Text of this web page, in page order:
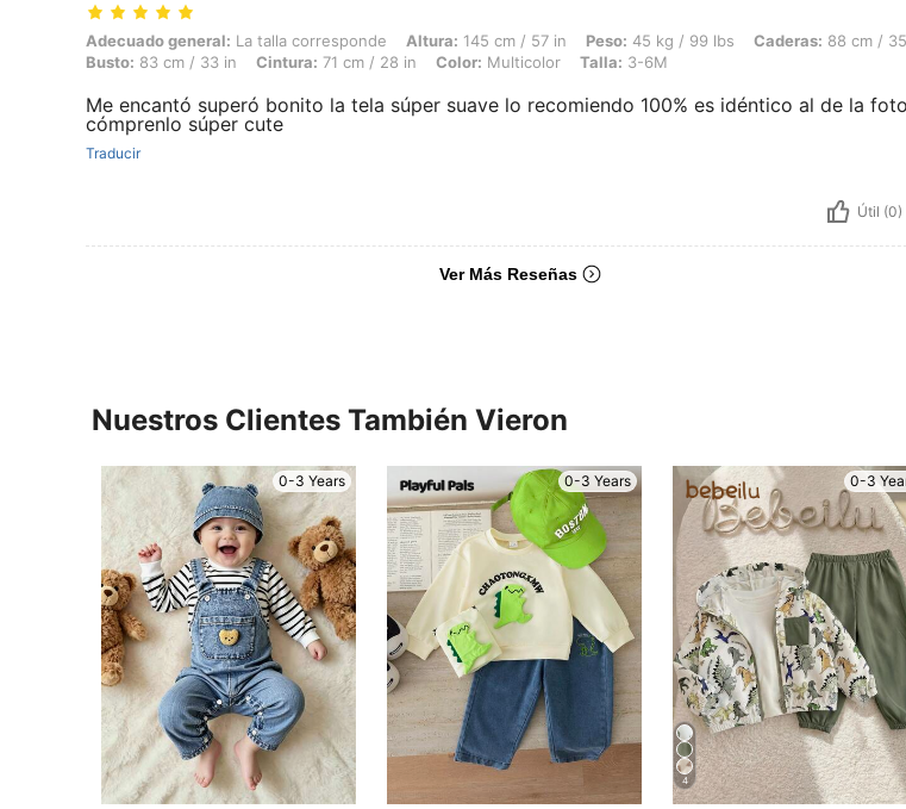
Adecuado general: La talla corresponde, Altura: 145 cm / 57 in, Peso: 45 kg / 99 lbs, Caderas: 88 cm / 35 in, Busto: 83 cm /
Adecuado general: La talla corresponde Altura: 145 cm / 57 in Peso: 45 kg / 99 lbs Caderas: 88 cm /
Busto: 83 cm / 33 in Cintura: 71 cm / 28 in Color: Multicolor Talla: 3-6M
Me encantó superó bonito la tela súper suave lo recomiendo 100% es idéntico al de la
cómprenlo súper cute
Traducir
Útil (0)
Ver Más Reseñas
Nuestros Clientes También Vieron
0-3 Years 0-3 Years 0-3
4